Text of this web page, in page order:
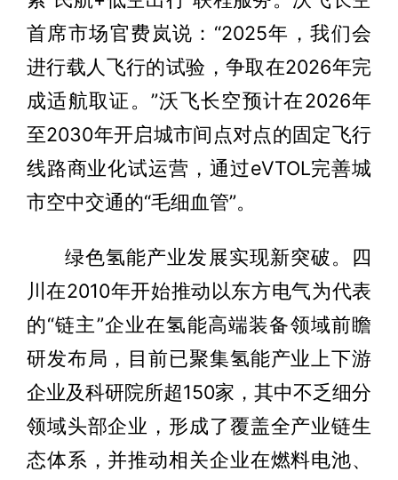
首席市场官费岚说：“2025年，我们会
进行载人飞行的试验，争取在2026年完
成适航取证。”沃飞长空预计在2026年
至2030年开启城市间点对点的固定飞行
线路商业化试运营，通过eVTOL完善城
市空中交通的“毛细血管”。
绿色氢能产业发展实现新突破。四
川在2010年开始推动以东方电气为代表
的“链主”企业在氢能高端装备领域前瞻
研发布局，目前已聚集氢能产业上下游
企业及科研院所超150家，其中不乏细分
领域头部企业，形成了覆盖全产业链生
态体系，并推动相关企业在燃料电池、